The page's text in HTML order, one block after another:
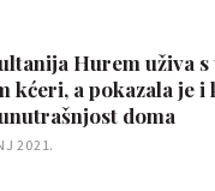
Hurem uživa s
kćeri, a pokazala je i
doma
2021.